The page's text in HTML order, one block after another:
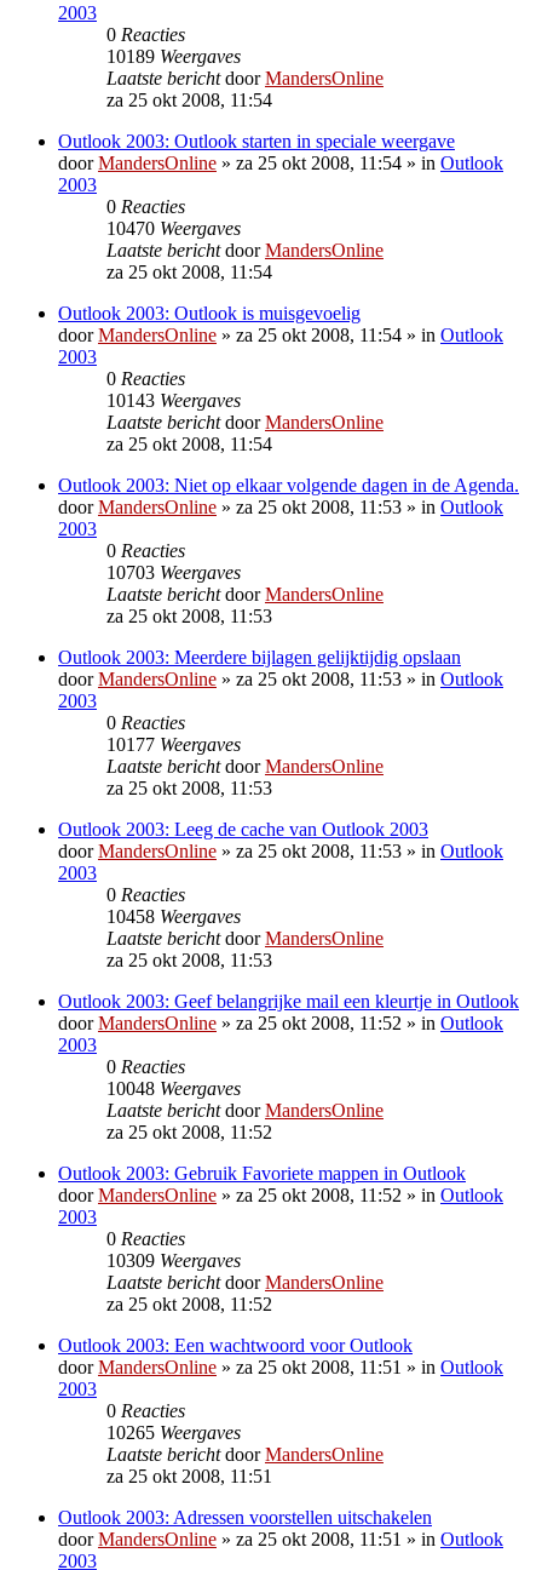
2003
0 Reacties
10189 Weergaves
Laatste berichtdoorMandersOnline
za 25 okt 2008, 11:54
Outlook 2003: Outlook starten in speciale weergave
doorMandersOnline » za 25 okt 2008, 11:54 » in Outlook
2003
0 Reacties
10470 Weergaves
Laatste berichtdoorMandersOnline
za 25 okt 2008, 11:54
Outlook 2003: Outlook is muisgevoelig
doorMandersOnline » za 25 okt 2008, 11:54 » in Outlook
2003
0 Reacties
10143 Weergaves
Laatste berichtdoorMandersOnline
za 25 okt 2008, 11:54
Outlook 2003: Niet op elkaar volgende dagen in de Agenda.
doorMandersOnline » za 25 okt 2008, 11:53 » in Outlook
2003
0 Reacties
10703 Weergaves
Laatste berichtdoorMandersOnline
za 25 okt 2008, 11:53
Outlook 2003: Meerdere bijlagen gelijktijdig opslaan
doorMandersOnline » za 25 okt 2008, 11:53 » in Outlook
2003
0 Reacties
10177 Weergaves
Laatste berichtdoorMandersOnline
za 25 okt 2008, 11:53
Outlook 2003: Leeg de cache van Outlook 2003
doorMandersOnline » za 25 okt 2008, 11:53 » in Outlook
2003
0 Reacties
10458 Weergaves
Laatste berichtdoorMandersOnline
za 25 okt 2008, 11:53
Outlook 2003: Geef belangrijke mail een kleurtje in Outlook
doorMandersOnline » za 25 okt 2008, 11:52 » in Outlook
2003
0 Reacties
10048 Weergaves
Laatste berichtdoorMandersOnline
za 25 okt 2008, 11:52
Outlook 2003: Gebruik Favoriete mappen in Outlook
doorMandersOnline » za 25 okt 2008, 11:52 » in Outlook
2003
0 Reacties
10309 Weergaves
Laatste berichtdoorMandersOnline
za 25 okt 2008, 11:52
Outlook 2003: Een wachtwoord voor Outlook
doorMandersOnline » za 25 okt 2008, 11:51 » in Outlook
2003
0 Reacties
10265 Weergaves
Laatste berichtdoorMandersOnline
za 25 okt 2008, 11:51
Outlook 2003: Adressen voorstellen uitschakelen
doorMandersOnline » za 25 okt 2008, 11:51 » in Outlook
2003